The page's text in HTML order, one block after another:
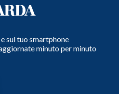
sul tuo smartphone
minuto per minuto